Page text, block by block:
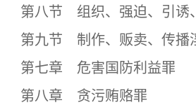
第八节 组织、强迫、引诱
第九节 制作、贩卖、传播
第七章 危害国防利益罪
第八章 贪污贿赂罪